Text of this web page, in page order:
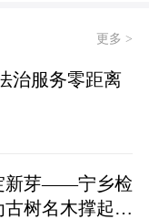
更多 >
治服务零距离
新芽——宁乡检
树名木撑起法